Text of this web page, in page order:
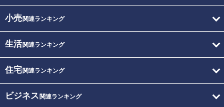
小売関連ランキング
生活関連ランキング
住宅関連ランキング
ビジネス 関連ランキング